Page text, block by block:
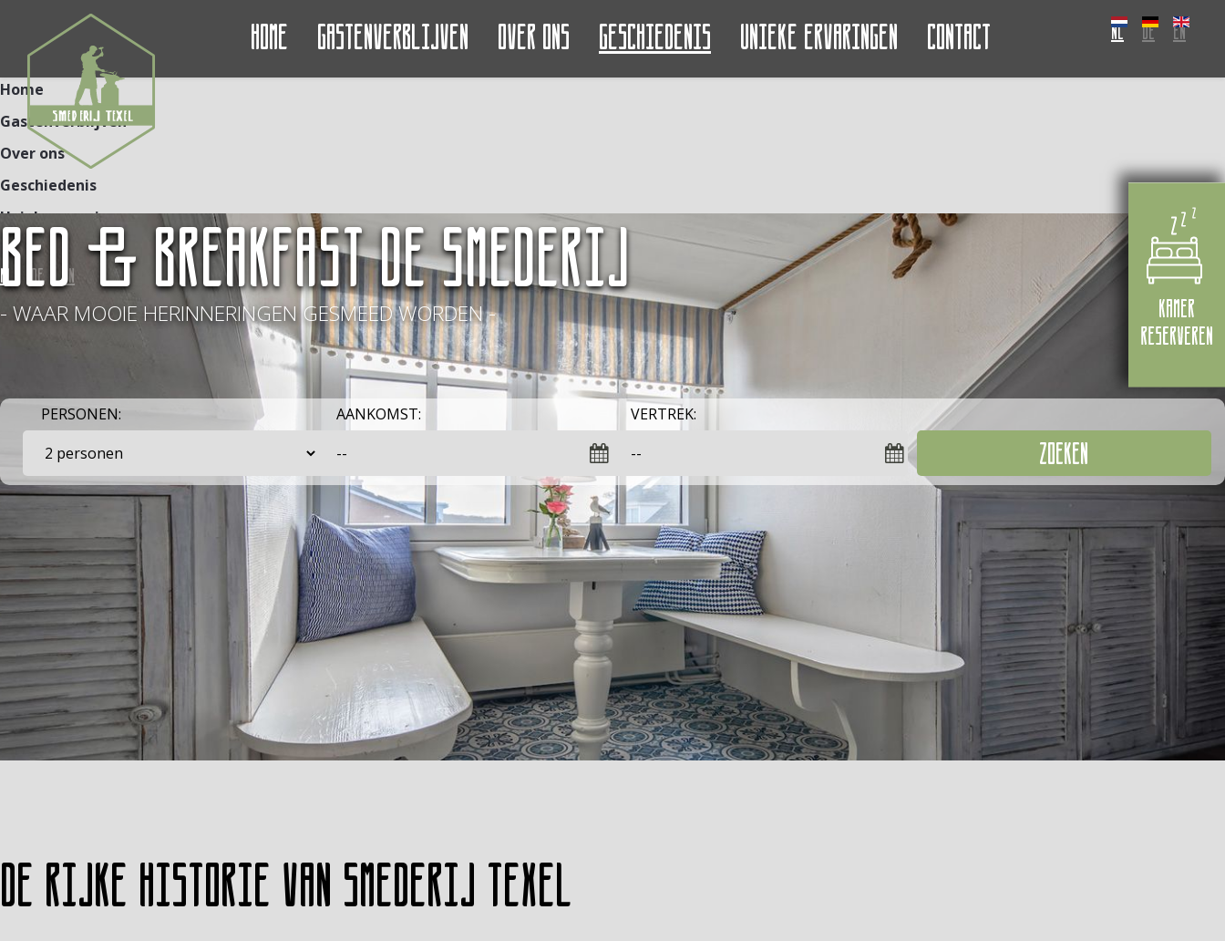
Home Gastenverblijven Over ons Geschiedenis Unieke ervaringen Contact NL DE EN
Home
Gastenverblijven
Over ons
Geschiedenis
Unieke ervaringen
Contact
NL DE EN
BED & BREAKFAST De Smederij
- WAAR MOOIE HERINNERINGEN GESMEED WORDEN -
PERSONEN: AANKOMST: VERTREK:
ZOEKEN
De rijke historie van Smederij Texel